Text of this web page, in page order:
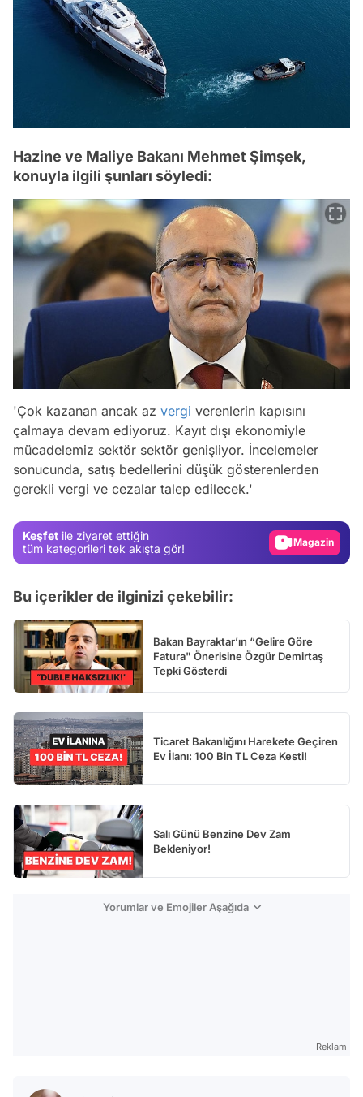
Hazine ve Maliye Bakanı Mehmet Şimşek,
konuyla ilgili şunları söyledi:
'Çok kazanan ancak az vergi verenlerin kapısını
çalmaya devam ediyoruz. Kayıt dışı ekonomiyle
mücadelemiz sektör sektör genişliyor. İncelemeler
sonucunda, satış bedellerini düşük gösterenlerden
gerekli vergi ve cezalar talep edilecek.'
Keşfet ile ziyaret ettiğin
tüm kategorileri tek akışta gör!
Magazin
Bu içerikler de ilginizi çekebilir:
Bakan Bayraktar’ın “Gelire Göre
Fatura" Önerisine Özgür Demirtaş
Tepki Gösterdi
Ticaret Bakanlığını Harekete Geçiren
Ev İlanı: 100 Bin TL Ceza Kesti!
Salı Günü Benzine Dev Zam
Bekleniyor!
Yorumlar ve Emojiler Aşağıda
Reklam